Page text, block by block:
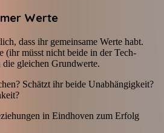
Werte
dass ihr gemeinsame Werte habt.
(ihr müsst nicht beide in der Tech-
die gleichen Grundwerte.
Schätzt ihr beide Unabhängigkeit?
in Eindhoven zum Erfolg